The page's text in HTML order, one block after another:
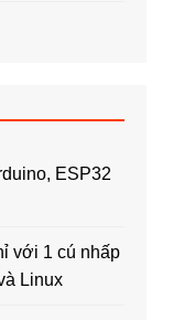
ESP32
với 1 cú nhấp
Linux